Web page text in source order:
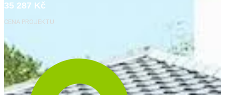
35 287 Kč
CENA PROJEKTU